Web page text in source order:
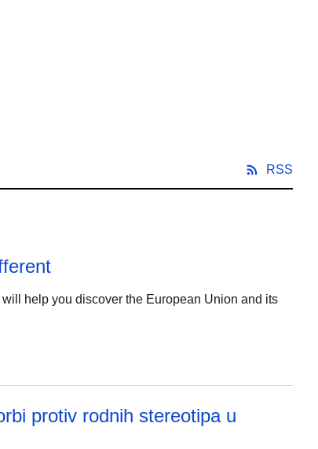
RSS
help you discover the European Union and its
protiv rodnih stereotipa u